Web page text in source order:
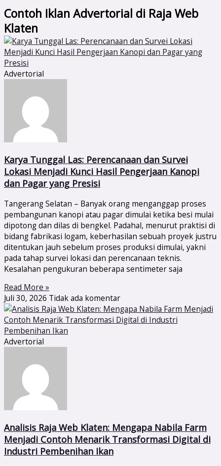
Contoh Iklan Advertorial di Raja Web
Klaten
Advertorial
Karya Tunggal Las: Perencanaan dan Survei
Lokasi Menjadi Kunci Hasil Pengerjaan Kanopi
dan Pagar yang Presisi
Tangerang Selatan – Banyak orang menganggap proses
pembangunan kanopi atau pagar dimulai ketika besi mulai
dipotong dan dilas di bengkel. Padahal, menurut praktisi di
bidang fabrikasi logam, keberhasilan sebuah proyek justru
ditentukan jauh sebelum proses produksi dimulai, yakni
pada tahap survei lokasi dan perencanaan teknis.
Kesalahan pengukuran beberapa sentimeter saja
Read More »
Juli 30, 2026 Tidak ada komentar
Advertorial
Analisis Raja Web Klaten: Mengapa Nabila Farm
Menjadi Contoh Menarik Transformasi Digital di
Industri Pembenihan Ikan